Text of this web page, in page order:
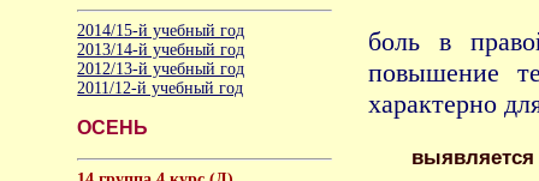
2014/15-й учебный год
2013/14-й учебный год
2012/13-й учебный год
2011/12-й учебный год
ОСЕНЬ
боль в
повышение
характерно